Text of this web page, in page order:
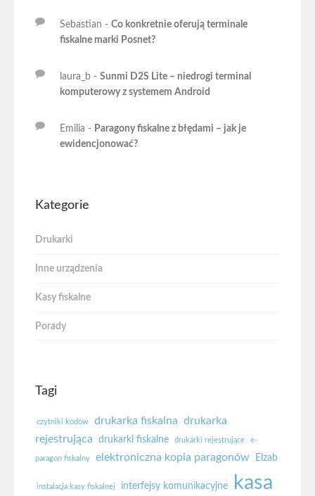
Sebastian - Co konkretnie oferują terminale
fiskalne marki Posnet?
laura_b - Sunmi D2S Lite – niedrogi terminal
komputerowy z systemem Android
Emilia - Paragony fiskalne z błędami – jak je
ewidencjonować?
Kategorie
Drukarki
Inne urządzenia
Kasy fiskalne
Porady
Tagi
czytniki kodów drukarka fiskalna drukarka
rejestrująca
drukarki fiskalne drukarki rejestrujące e-
paragon fiskalny elektroniczna kopia paragonów Elzab
instalacja kasy fiskalnej interfejsy komunikacyjne
kasa